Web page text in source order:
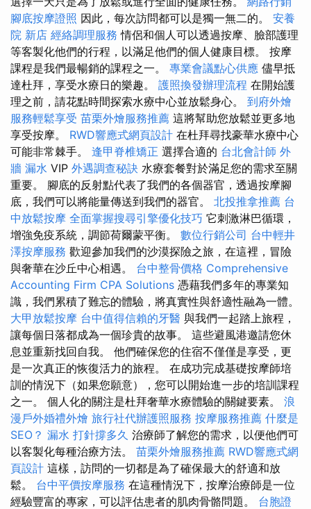
腳底按摩證照 因此，每次訪問都可以是獨一無二的。 安養
院 新店 經絡調理服務 情侶和個人可以透過按摩、臉部護理
等客製化他們的行程，以滿足他們的個人健康目標。 按摩
課程是我們最暢銷的課程之一。 專業會議點心供應 儘早抵
達杜拜，享受水療日的樂趣。 護照換發辦理流程 在開始護
理之前，請花點時間探索水療中心並放鬆身心。 到府外燴
服務輕鬆享受 苗栗外燴服務推薦 這將幫助您放鬆並更多地
享受按摩。 RWD響應式網頁設計 在杜拜尋找豪華水療中心
可能非常棘手。 逢甲脊椎矯正 選擇合適的 台北會計師 外
牆 漏水 VIP 外遇調查秘訣 水療套餐對於滿足您的需求至關
重要。 腳底的反射點代表了我們的各個器官，透過按摩腳
底，我們可以將能量傳送到我們的器官。 北投推拿推薦 台
中放鬆按摩 全面掌握搜尋引擎優化技巧 它刺激淋巴循環，
增強免疫系統，調節荷爾蒙平衡。 數位行銷公司 台中輕井
澤按摩服務 歡迎參加我們的沙漠探險之旅，在這裡，冒險
與奢華在沙丘中心相遇。 台中整骨價格 Comprehensive
Accounting Firm CPA Solutions 憑藉我們多年的專業知
識，我們累積了難忘的體驗，將真實性與舒適性融為一體。
大甲放鬆按摩 台中值得信賴的牙醫 與我們一起踏上旅程，
讓每個日落都成為一個珍貴的故事。 這些避風港邀請您休
息並重新找回自我。 他們確保您的住宿不僅僅是享受，更
是一次真正的恢復活力的旅程。 在成功完成基礎按摩師培
訓的情況下（如果您願意），您可以開始進一步的培訓課程
之一。 個人化的關注是杜拜奢華水療體驗的關鍵要素。 浪
漫戶外婚禮外燴 旅行社代辦護照服務 按摩服務推薦 什麼是
SEO？ 漏水 打針撐多久 治療師了解您的需求，以便他們可
以客製化每種治療方法。 苗栗外燴服務推薦 RWD響應式網
頁設計 這樣，訪問的一切都是為了確保最大的舒適和放
鬆。 台中平價按摩服務 在這種情況下，按摩治療師是一位
經驗豐富的專家，可以評估患者的肌肉骨骼問題。 台胞證